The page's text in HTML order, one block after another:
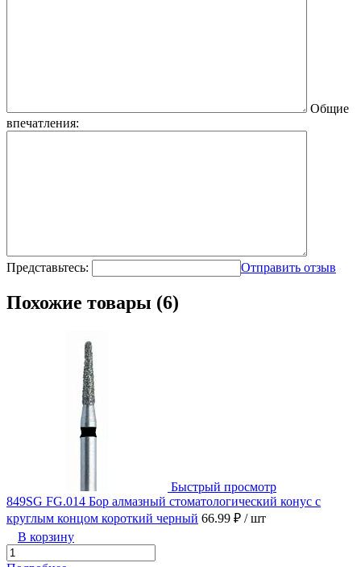
Общие
впечатления:
Представьтесь: Отправить отзыв
Похожие товары (6)
Быстрый просмотр
849SG FG.014 Бор алмазный стоматологический конус с
круглым концом короткий черный 66.99 ₽ / шт
В корзину